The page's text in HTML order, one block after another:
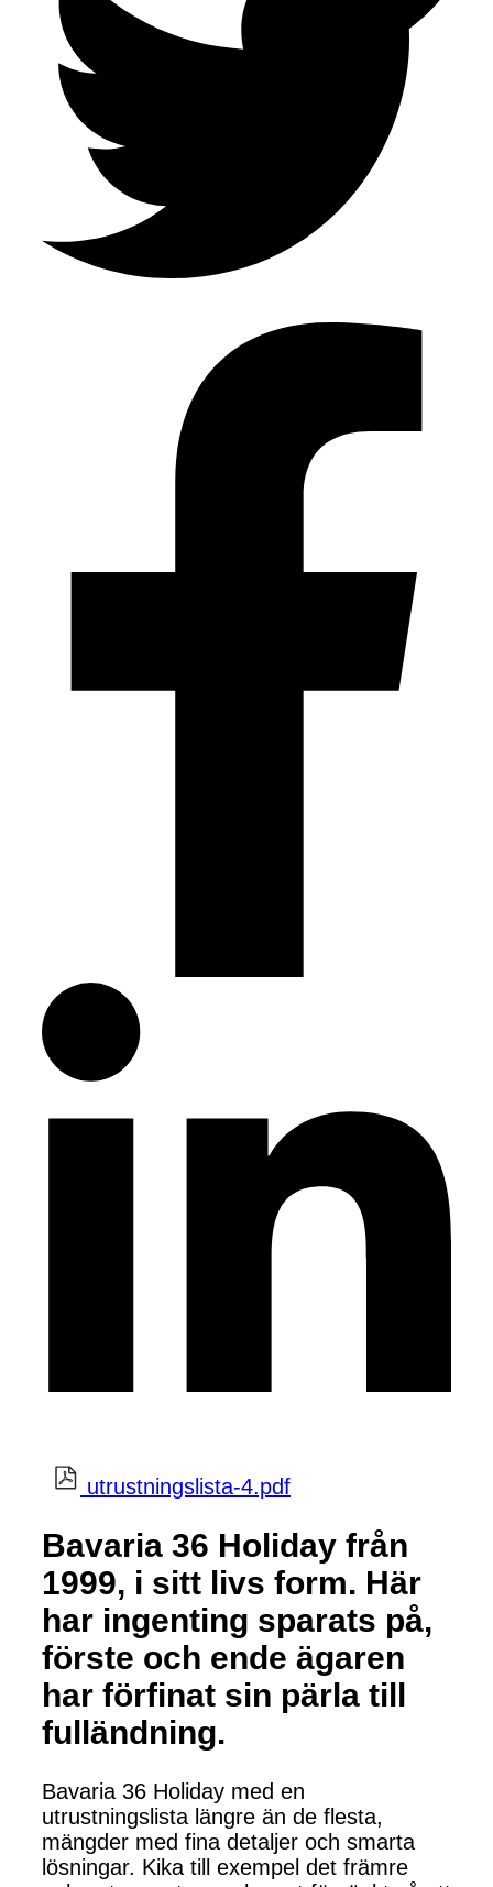
utrustningslista-4.pdf
Bavaria 36 Holiday från
1999, i sitt livs form. Här
har ingenting sparats på,
förste och ende ägaren
har förfinat sin pärla till
fulländning.
Bavaria 36 Holiday med en
utrustningslista längre än de flesta,
mängder med fina detaljer och smarta
lösningar. Kika till exempel det främre